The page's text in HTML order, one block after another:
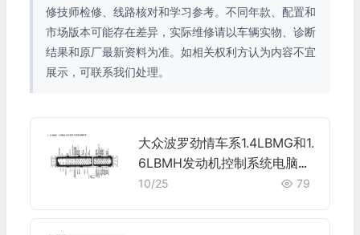
修技师检修、线路核对和学习参考。不同年款、配置和
市场版本可能存在差异，实际维修请以车辆实物、诊断
结果和原厂最新资料为准。如相关权利方认为内容不宜
展示，可联系我们处理。
大众波罗劲情车系1.4LBMG和1.
6LBMH发动机控制系统电脑板
80针端子
10/25 79